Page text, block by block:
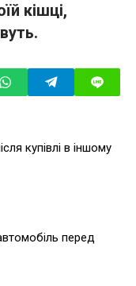
кішці,
купівлі в іншому
перед